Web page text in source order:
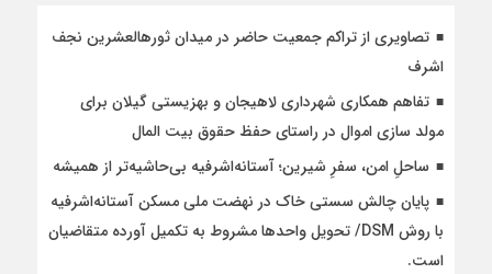
تصاویری از تراکم جمعیت حاضر در میدان ثورهالعشرین نجف
اشرف
تفاهم همکاری شهرداری لاهیجان و بهزیستی گیلان برای
مولد سازی اموال در راستای حفظ حقوق بیت المال
ساحلِ امن، سفرِ شیرین؛ آستانه‌اشرفیه بی‌حاشیه‌تر از همیشه
پایان چالش سستی خاک در نهضت ملی مسکن آستانه‌اشرفیه
با روش DSM/ تحویل واحدها مشروط به تکمیل آورده متقاضیان
است.